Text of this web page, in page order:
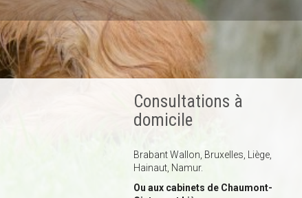
Consultations à
domicile
Brabant Wallon, Bruxelles, Liège,
Hainaut, Namur.
Ou aux cabinets de Chaumont-